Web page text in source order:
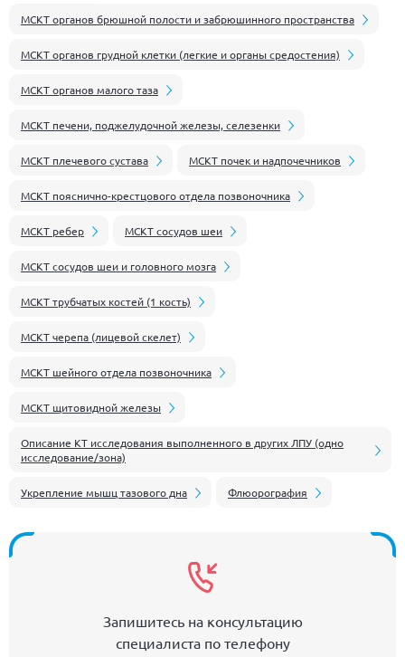
МСКТ органов брюшной полости и забрюшинного пространства
МСКТ органов грудной клетки (легкие и органы средостения)
МСКТ органов малого таза
МСКТ печени, поджелудочной железы, селезенки
МСКТ плечевого сустава МСКТ почек и надпочечников
МСКТ пояснично-крестцового отдела позвоночника
МСКТ ребер МСКТ сосудов шеи
МСКТ сосудов шеи и головного мозга
МСКТ трубчатых костей (1 кость)
МСКТ черепа (лицевой скелет)
МСКТ шейного отдела позвоночника
МСКТ щитовидной железы
Описание КТ исследования выполненного в других ЛПУ (одно
исследование/зона)
Укрепление мышц тазового дна Флюорография
Запишитесь на консультацию
специалиста по телефону